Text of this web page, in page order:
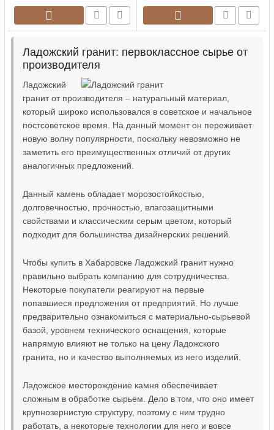
Ладожский гранит: первоклассное сырье от
производителя
Ладожский
гранит от производителя – натуральный материал,
который широко использовался в советское и начальное
постсоветское время. На данный момент он переживает
новую волну популярности, поскольку невозможно не
заметить его преимущественных отличий от других
аналогичных предложений.
Данный камень обладает морозостойкостью,
долговечностью, прочностью, влагозащитными
свойствами и классическим серым цветом, который
подходит для большинства дизайнерских решений.
Чтобы купить в Хабаровске Ладожский гранит нужно
правильно выбрать компанию для сотрудничества.
Некоторые покупатели реагируют на первые
попавшиеся предложения от предприятий. Но лучше
предварительно ознакомиться с материально-сырьевой
базой, уровнем технического оснащения, которые
напрямую влияют не только на цену Ладожского
гранита, но и качество выполняемых из него изделий.
Ладожское месторождение камня обеспечивает
сложным в обработке сырьем. Дело в том, что оно имеет
крупнозернистую структуру, поэтому с ним трудно
работать, а некоторые технологии для него и вовсе